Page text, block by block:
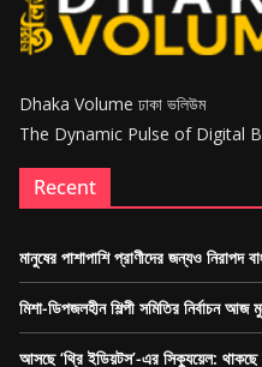
Dhaka Volume ঢাকা ভলিউম
The Dynamic Pulse of Digital
Recent
মানুষের পাশাপাশি প্রাণীদের জন্যও নিরাপদ
মিশা-ডিপজলহীন শিল্পী সমিতির নির্বাচন
আসছে ‘থ্রি ইডিয়টস’-এর সিক্যুয়েল: